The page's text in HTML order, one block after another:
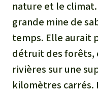
nature et le
grande mine de
temps. Elle aurait
détruit des forêts,
rivières sur une
kilomètres carrés.